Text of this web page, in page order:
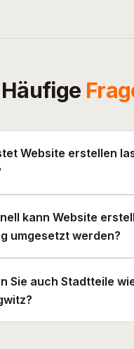
Häufige
Website erstellen
kann Website
umgesetzt werden?
Sie auch Stadtteile